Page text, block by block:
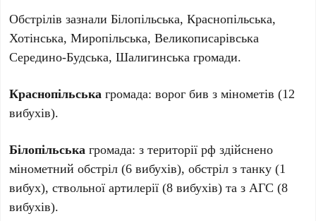
Обстрілів зазнали Білопільська, Краснопільська,
Хотінська, Миропільська, Великописарівська
Середино-Будська, Шалигинська громади.
Краснопільська громада: ворог бив з мінометів (12
вибухів).
Білопільська громада: з території рф здійснено
мінометний обстріл (6 вибухів), обстріл з танку (1
вибух), ствольної артилерії (8 вибухів) та з АГС (8
вибухів).